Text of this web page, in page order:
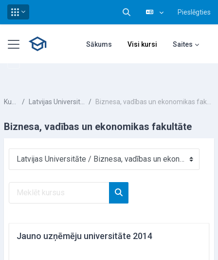
Pārslēgt meklēšanas
Pieslēgties
Sānu panelis Sākums Visi kursi Saites
Kursi Latvijas Universitāte Biznesa, vadības un ekonomikas fakultāte
Biznesa, vadības un ekonomikas fakultāte
Kursu kategorijas
Meklēt kursus
Jauno uzņēmēju universitāte 2014